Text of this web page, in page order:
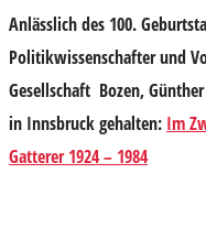
Anlässlich des 100.
Politikwissenschafter und
Gesellschaft Bozen,
in Innsbruck gehalten: Im
Gatterer 1924 – 1984